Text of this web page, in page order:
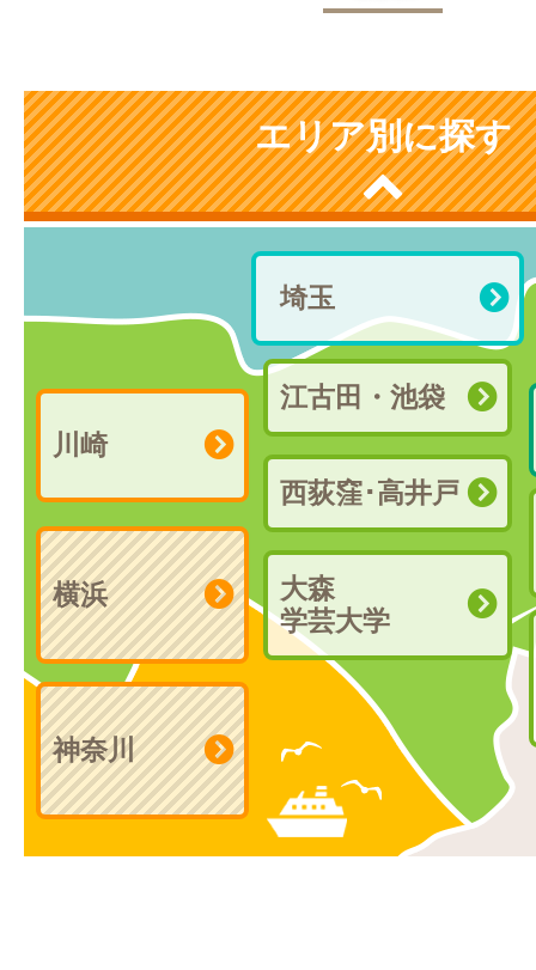
エリア別に探す
埼玉
神奈川
江古田・池袋
西荻窪･高井戸
大森
学芸大学
川崎
横浜